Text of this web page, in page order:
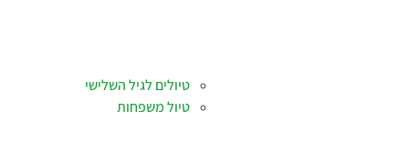
טיולים לגיל השלישי
טיול משפחות